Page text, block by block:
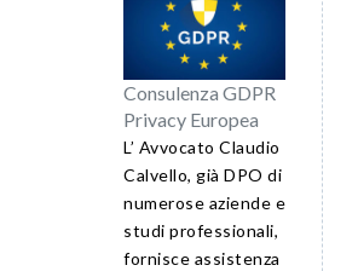
Consulenza GDPR
Privacy Europea
L’ Avvocato Claudio
Calvello, già DPO di
numerose aziende e
studi professionali,
fornisce assistenza